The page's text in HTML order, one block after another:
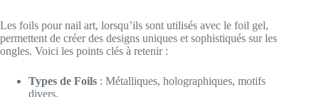
initial
était :
4,70 €.
actuel
est :
1,41 €.
Les foils pour nail art, lorsqu’ils sont utilisés avec le foil gel,
permettent de créer des designs uniques et sophistiqués sur les
ongles. Voici les points clés à retenir :
Types de Foils : Métalliques, holographiques, motifs
divers.